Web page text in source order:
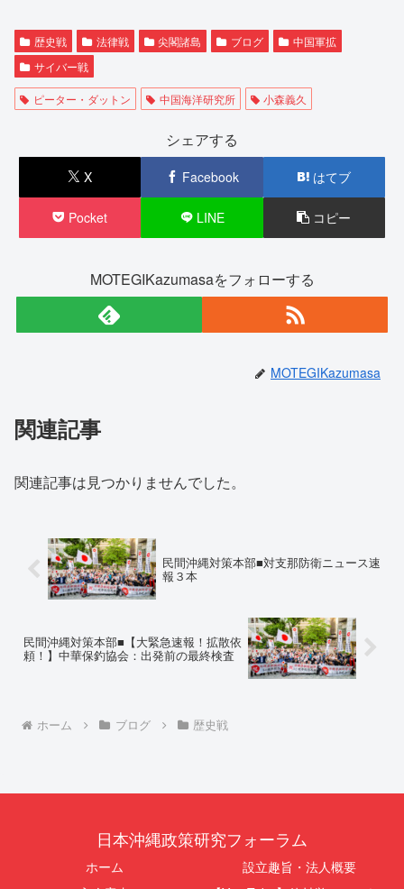
歴史戦 法律戦 尖閣諸島 ブログ
中国軍拡
サイバー戦
ピーター・ダットン 中国海洋研究所 小森義久
シェアする
X Facebook はてブ
Pocket LINE コピー
MOTEGIKazumasaをフォローする
MOTEGIKazumasa
関連記事
関連記事は見つかりませんでした。
民間沖縄対策本部■対支那防衛ニュース速
報３本
民間沖縄対策本部■【大緊急速報！拡散依
頼！】中華保釣協会：出発前の最終検査
ホーム ブログ 歴史戦
日本沖縄政策研究フォーラム
ホーム
設立趣旨・法人概要